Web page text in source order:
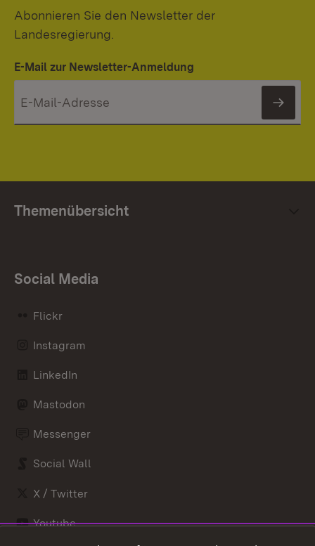
Abonnieren Sie den Newsletter der
Landesregierung.
E-Mail zur Newsletter-Anmeldung
Themenübersicht
Social Media
Flickr
Instagram
LinkedIn
Mastodon
Messenger
Social Wall
X / Twitter
Youtube